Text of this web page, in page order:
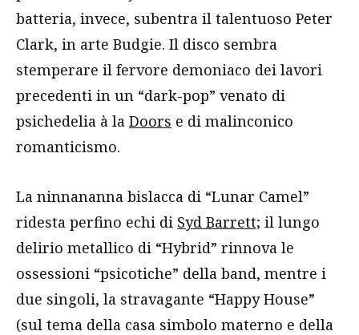
batteria, invece, subentra il talentuoso Peter
Clark, in arte Budgie. Il disco sembra
stemperare il fervore demoniaco dei lavori
precedenti in un “dark-pop” venato di
psichedelia à la Doors e di malinconico
romanticismo.
La ninnananna bislacca di “Lunar Camel”
ridesta perfino echi di Syd Barrett; il lungo
delirio metallico di “Hybrid” rinnova le
ossessioni “psicotiche” della band, mentre i
due singoli, la stravagante “Happy House”
(sul tema della casa simbolo materno e della